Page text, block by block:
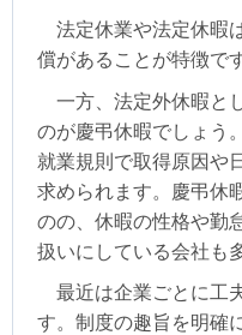
法定休業や法定休暇
償があることが特徴です
一方、法定外休暇と
のが慶弔休暇でしょう
就業規則で取得原因や
求められます。慶弔休
のの、休暇の性格や勤
扱いにしている会社も
最近は企業ごとに工
す。制度の趣旨を明確